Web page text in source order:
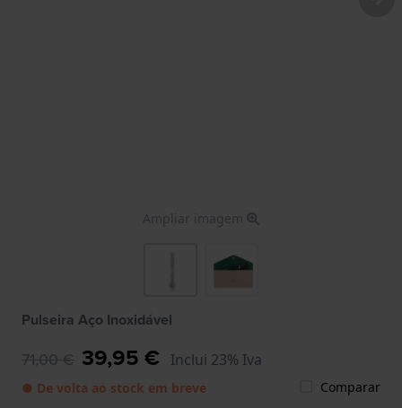
Ampliar imagem
Pulseira Aço Inoxidável
71,00 € 39,95 € Inclui 23% Iva
● De volta ao stock em breve Comparar